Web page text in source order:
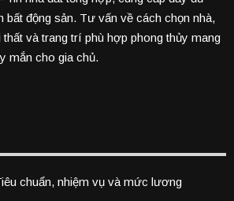
bất động sản. Tư vấn về cách chọn nhà,
và trang trí phù hợp phong thủy mang
mắn cho gia chủ.
chuẩn, nhiệm vụ và mức lương